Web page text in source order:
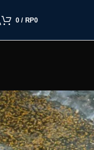
0 / RP0